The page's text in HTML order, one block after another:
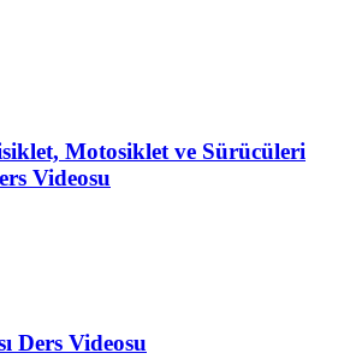
Motosiklet ve Sürücüleri
Videosu
Ders Videosu